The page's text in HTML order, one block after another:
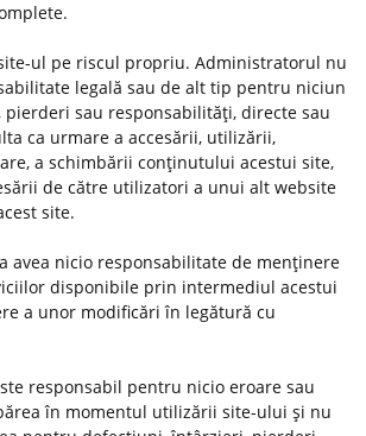
ul pe riscul propriu. Administratorul nu
legală sau de alt tip pentru niciun
pierderi sau responsabilităţi, directe sau
ca urmare a accesării, utilizării,
a schimbării conţinutului acestui site,
de către utilizatori a unui alt website
site.
avea nicio responsabilitate de menţinere
disponibile prin intermediul acestui
a unor modificări în legătură cu
responsabil pentru nicio eroare sau
în momentul utilizării site-ului şi nu